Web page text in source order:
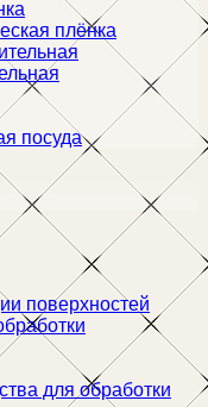
плёнка
посуда
поверхностей
для обработки